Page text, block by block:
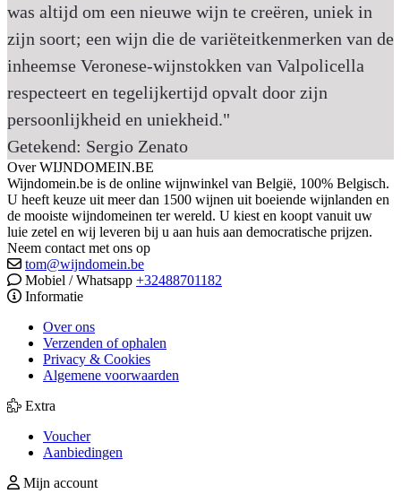
was altijd om een ​​nieuwe wijn te creëren, uniek in
zijn soort; een wijn die de variëteitkenmerken van de
inheemse Veronese-wijnstokken van Valpolicella
respecteert en tegelijkertijd opvalt door zijn
persoonlijkheid en uniekheid."
Getekend: Sergio Zenato
Over WIJNDOMEIN.BE
Wijndomein.be is de online wijnwinkel van België, 100% Belgisch.
U heeft keuze uit meer dan 1500 wijnen uit boeiende wijnlanden en
de mooiste wijndomeinen ter wereld. U kiest en koopt vanuit uw
luie zetel en wij leveren bij u aan huis aan democratische prijzen.
Neem contact met ons op
tom@wijndomein.be
Mobiel / Whatsapp +32488701182
Informatie
Over ons
Verzenden of ophalen
Privacy & Cookies
Algemene voorwaarden
Extra
Voucher
Aanbiedingen
Mijn account